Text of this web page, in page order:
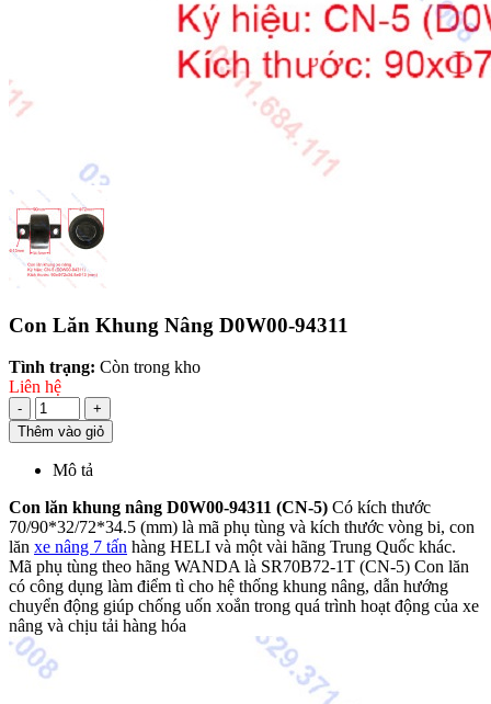
Con Lăn Khung Nâng D0W00-94311
Tình trạng: Còn trong kho
Liên hệ
-
+
Thêm vào giỏ
Mô tả
Con lăn khung nâng D0W00-94311 (CN-5) Có kích thước
70/90*32/72*34.5 (mm) là mã phụ tùng và kích thước vòng bi, con
lăn xe nâng 7 tấn hàng HELI và một vài hãng Trung Quốc khác.
Mã phụ tùng theo hãng WANDA là SR70B72-1T (CN-5) Con lăn
có công dụng làm điểm tì cho hệ thống khung nâng, dẫn hướng
chuyển động giúp chống uốn xoắn trong quá trình hoạt động của xe
nâng và chịu tải hàng hóa